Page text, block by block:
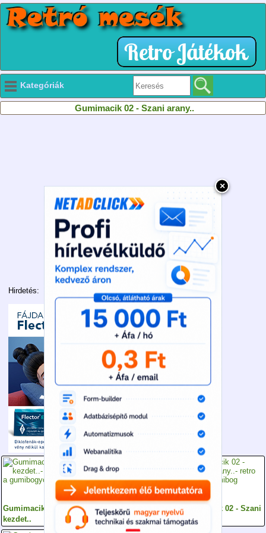
×
Kategóriák
Gumimacik 02 - Szani arany..
Hirdetés:
Gumimacik 01 - A
kezdet..
Gumimacik 12 - Az
algumimaci
Gumimacik 02 - Szani
arany..